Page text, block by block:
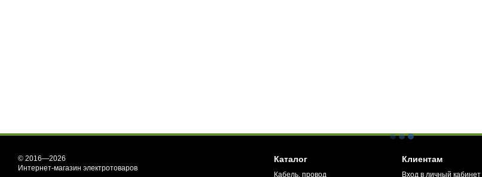
© 2016—2026
Интернет-магазин электротоваров
Каталог
Кабель, провод
Клиентам
Вход в личный кабинет